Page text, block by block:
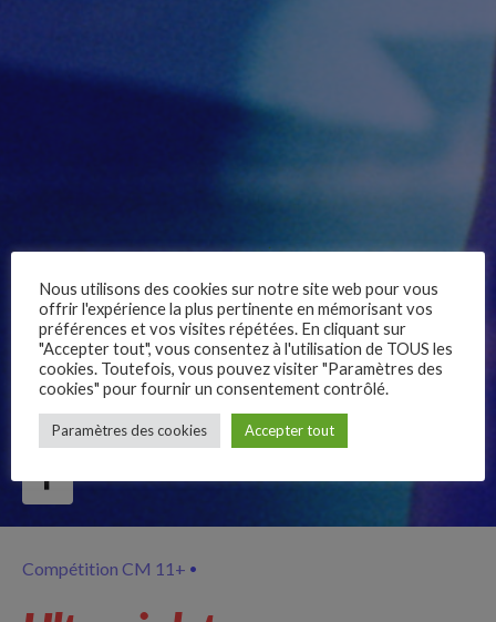
Follow Us
Compétition CM 11+
Nous utilisons des cookies sur notre site web pour vous
offrir l'expérience la plus pertinente en mémorisant vos
préférences et vos visites répétées. En cliquant sur
"Accepter tout", vous consentez à l'utilisation de TOUS les
cookies. Toutefois, vous pouvez visiter "Paramètres des
cookies" pour fournir un consentement contrôlé.
Paramètres des cookies Accepter tout